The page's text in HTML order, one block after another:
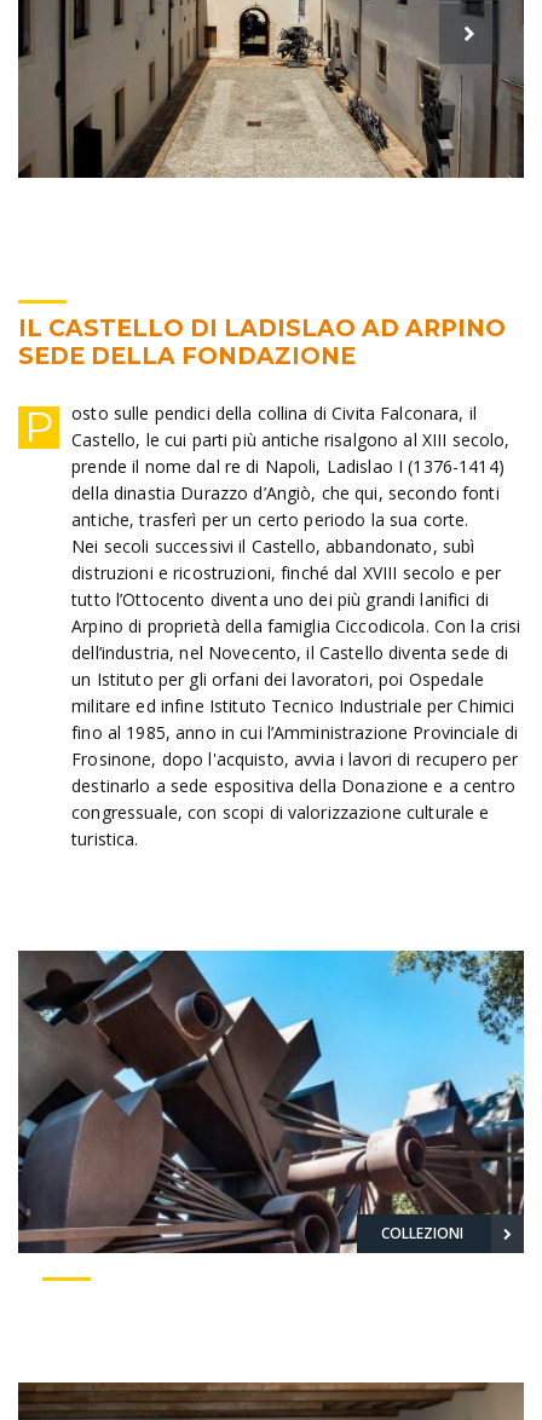
IL CASTELLO DI LADISLAO AD ARPINO
SEDE DELLA FONDAZIONE
P
osto sulle pendici della collina di Civita Falconara, il
Castello, le cui parti più antiche risalgono al XIII secolo,
prende il nome dal re di Napoli, Ladislao I (1376-1414)
della dinastia Durazzo d’Angiò, che qui, secondo fonti
antiche, trasferì per un certo periodo la sua corte.
Nei secoli successivi il Castello, abbandonato, subì
distruzioni e ricostruzioni, finché dal XVIII secolo e per
tutto l’Ottocento diventa uno dei più grandi lanifici di
Arpino di proprietà della famiglia Ciccodicola. Con la crisi
dell’industria, nel Novecento, il Castello diventa sede di
un Istituto per gli orfani dei lavoratori, poi Ospedale
militare ed infine Istituto Tecnico Industriale per Chimici
fino al 1985, anno in cui l’Amministrazione Provinciale di
Frosinone, dopo l'acquisto, avvia i lavori di recupero per
destinarlo a sede espositiva della Donazione e a centro
congressuale, con scopi di valorizzazione culturale e
turistica.
COLLEZIONI